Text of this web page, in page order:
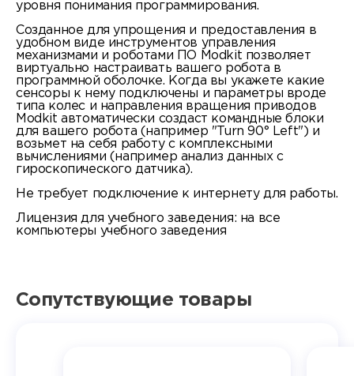
уровня понимания программирования.
Созданное для упрощения и предоставления в
удобном виде инструментов управления
механизмами и роботами ПО Modkit позволяет
виртуально настраивать вашего робота в
программной оболочке. Когда вы укажете какие
сенсоры к нему подключены и параметры вроде
типа колес и направления вращения приводов
Modkit автоматически создаст командные блоки
для вашего робота (например "Turn 90° Left") и
возьмет на себя работу с комплексными
вычислениями (например анализ данных с
гироскопического датчика).
Не требует подключение к интернету для работы.
Лицензия для учебного заведения: на все
компьютеры учебного заведения
Сопутствующие товары